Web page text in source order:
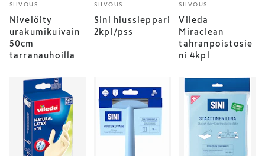
SIIVOUS
Nivelöity
urakumikuivain
50cm
tarranauhoilla
SIIVOUS
Sini hiussieppari
2kpl/pss
SIIVOUS
Vileda
Miraclean
tahranpoistosie
ni 4kpl